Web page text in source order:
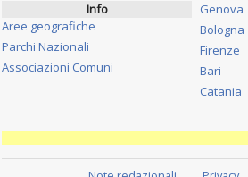
Info
Aree geografiche
Parchi Nazionali
Associazioni Comuni
Genova
Bologna
Firenze
Bari
Catania